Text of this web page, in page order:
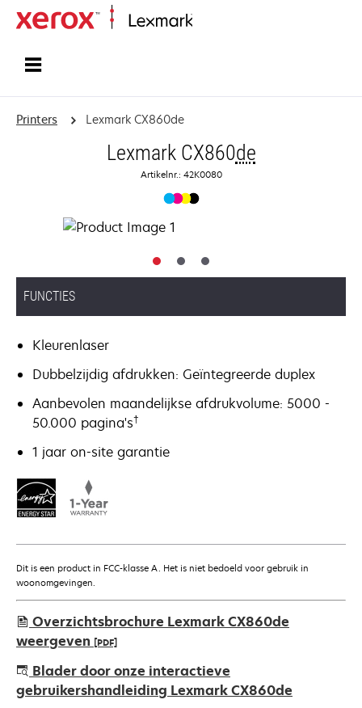
Printers Lexmark CX860de
Lexmark CX860de
Artikelnr.: 42K0080
FUNCTIES
Kleurenlaser
Dubbelzijdig afdrukken: Geïntegreerde duplex
Aanbevolen maandelijkse afdrukvolume: 5000 -
50.000 pagina's†
1 jaar on-site garantie
Dit is een product in FCC-klasse A. Het is niet bedoeld voor gebruik in
woonomgevingen.
Overzichtsbrochure Lexmark CX860de
weergeven [PDF]
opens
in
Blader door onze interactieve
gebruikershandleiding Lexmark CX860de